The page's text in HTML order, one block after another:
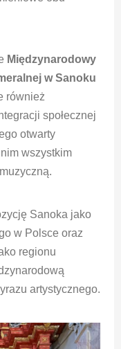
Międzynarodowy
w Sanoku
również
społecznej
otwarty
wszystkim
Sanoka jako
w Polsce oraz
regionu
artystycznego.